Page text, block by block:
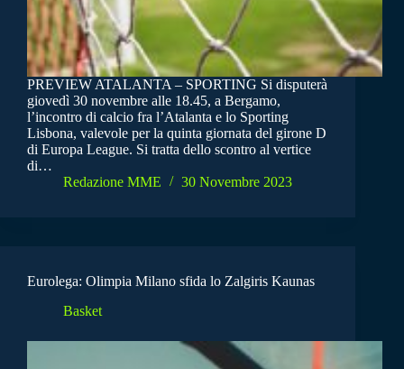
PREVIEW ATALANTA – SPORTING Si disputerà
giovedì 30 novembre alle 18.45, a Bergamo,
l’incontro di calcio fra l’Atalanta e lo Sporting
Lisbona, valevole per la quinta giornata del girone D
di Europa League. Si tratta dello scontro al vertice
di…
Redazione MME
30 Novembre 2023
Eurolega: Olimpia Milano sfida lo Zalgiris Kaunas
Basket